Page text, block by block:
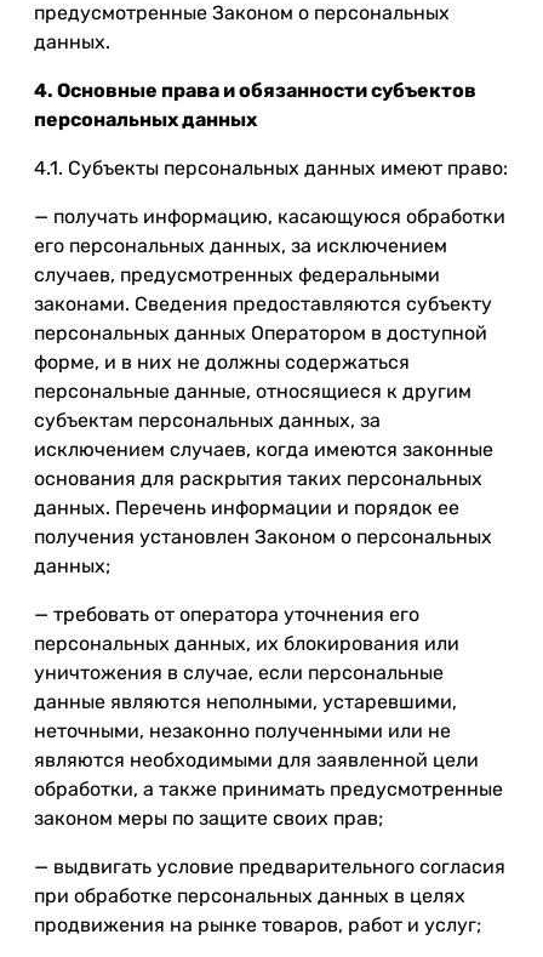
предусмотренные Законом о персональных
данных.
4. Основные права и обязанности субъектов
персональных данных
4.1. Субъекты персональных данных имеют право:
— получать информацию, касающуюся обработки
его персональных данных, за исключением
случаев, предусмотренных федеральными
законами. Сведения предоставляются субъекту
персональных данных Оператором в доступной
форме, и в них не должны содержаться
персональные данные, относящиеся к другим
субъектам персональных данных, за
исключением случаев, когда имеются законные
основания для раскрытия таких персональных
данных. Перечень информации и порядок ее
получения установлен Законом о персональных
данных;
— требовать от оператора уточнения его
персональных данных, их блокирования или
уничтожения в случае, если персональные
данные являются неполными, устаревшими,
неточными, незаконно полученными или не
являются необходимыми для заявленной цели
обработки, а также принимать предусмотренные
законом меры по защите своих прав;
— выдвигать условие предварительного согласия
при обработке персональных данных в целях
продвижения на рынке товаров, работ и услуг;